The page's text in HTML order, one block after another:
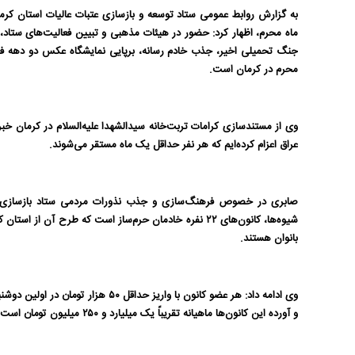
ماه محرم، اظهار کرد: حضور در هیئات مذهبی و تبیین فعالیت‌های ستاد،
جنگ تحمیلی اخیر، جذب خادم رسانه، برپایی نمایشگاه عکس دو دهه
محرم در کرمان است.
عراق اعزام کرده‌ایم که هر نفر حداقل یک ماه مستقر می‌شوند.
صابری در خصوص فرهنگ‌سازی و جذب نذورات مردمی ستاد بازسازی
بانوان هستند.
وی ادامه داد: هر عضو کانون با
و آورده این کانون‌ها ماهیانه تقریباً یک میلیارد و ۲۵۰ میلیون تومان است